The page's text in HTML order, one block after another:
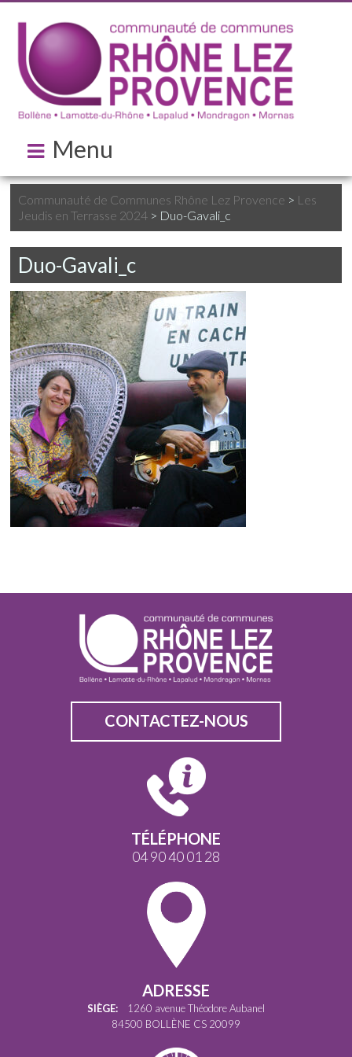
Menu
Communauté de Communes Rhône Lez Provence > Les
Jeudis en Terrasse 2024 > Duo-Gavali_c
Duo-Gavali_c
CONTACTEZ-NOUS
TÉLÉPHONE
04 90 40 01 28
ADRESSE
SIÈGE: 1260 avenue Théodore Aubanel
84500 BOLLÈNE CS 20099